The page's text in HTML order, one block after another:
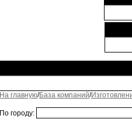
На главную/База компаний/
По городу: